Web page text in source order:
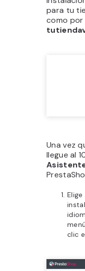
para tu
como por
Una vez
llegue al
clic